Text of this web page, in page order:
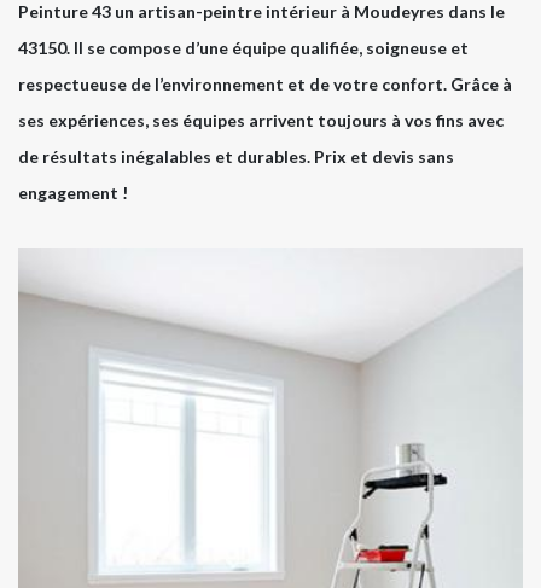
Peinture 43 un artisan-peintre intérieur à Moudeyres dans le
43150. Il se compose d’une équipe qualifiée, soigneuse et
respectueuse de l’environnement et de votre confort. Grâce à
ses expériences, ses équipes arrivent toujours à vos fins avec
de résultats inégalables et durables. Prix et devis sans
engagement !